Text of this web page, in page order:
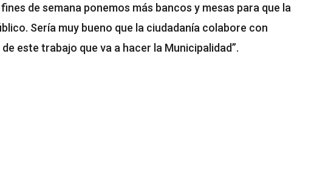
de semana ponemos más bancos y mesas para que la
Sería muy bueno que la ciudadanía colabore con
este trabajo que va a hacer la Municipalidad”.